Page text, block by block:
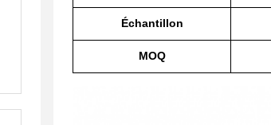
Échantillon
MOQ